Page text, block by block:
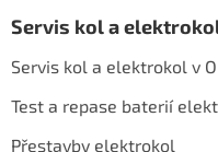
pServis kol a
Servis kol a elektrokol v
Test a repase baterií
Přestavby elektrokol